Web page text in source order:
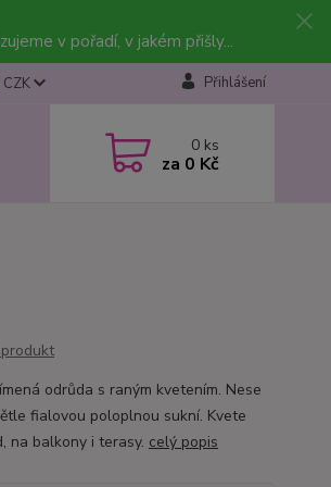
v pořadí, v jakém přišly...
CZK Přihlášení
0 ks
za 0 Kč
odrůda s raným kvetením. Nese
fialovou poloplnou sukní. Kvete
na balkony i terasy. celý popis